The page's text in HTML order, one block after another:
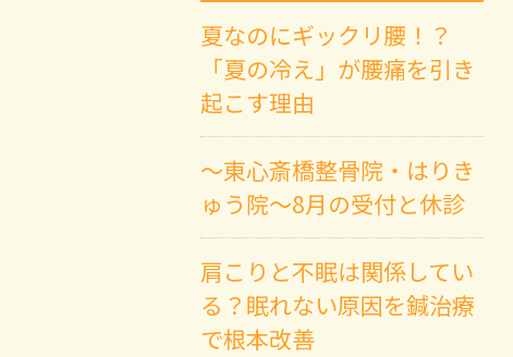
夏なのにギックリ腰！？
「夏の冷え」が腰痛を引き
起こす理由
～東心斎橋整骨院・はりき
ゅう院～8月の受付と休診
肩こりと不眠は関係してい
る？眠れない原因を鍼治療
で根本改善